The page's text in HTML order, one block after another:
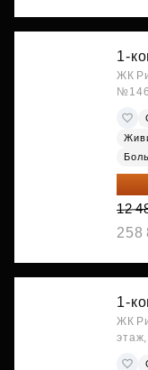
1-
ЖК
12
258
1-
ЖК